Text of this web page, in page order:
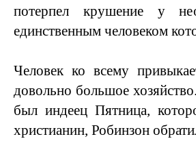
потерпел крушение у
единственным человеком
Человек ко всему
довольно большое
был индеец Пятница,
христианин, Робинзон